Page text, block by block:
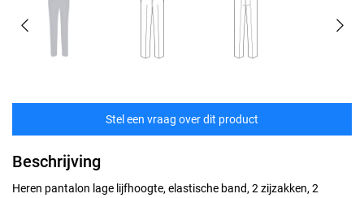
Stel een vraag over dit product
Beschrijving
Heren pantalon lage lijfhoogte, elastische band, 2 zijzakken, 2